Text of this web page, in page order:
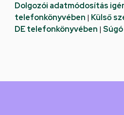
Dolgozói adatmódosítás
telefonkönyvében | Külső
DE telefonkönyvében | Súgó